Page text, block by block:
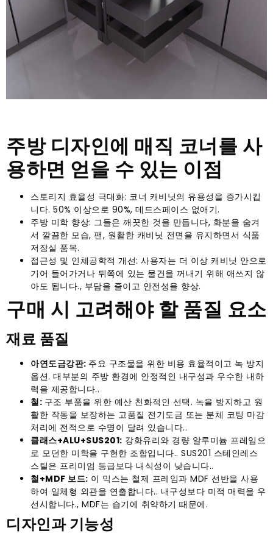
주방 디자인에 매직 코너를 사
용하면 얻을 수 있는 이점
스토리지 효율성 극대화: 코너 캐비닛의 유용성을 증가시킵
니다. 50% 이상으로 90%, 데드스페이스 없애기.
주방 미학 향상: 그들은 깨끗한 것을 만듭니다, 화분을 숨겨
서 깔끔한 모습, 팬, 원활한 캐비닛 전면을 유지하면서 식품
저장실 품목.
접근성 및 인체공학적 개선: 사용자는 더 이상 캐비닛 안으로
기어 들어가거나 뒤쪽에 있는 물건을 꺼내기 위해 애쓰지 않
아도 됩니다., 부담을 줄이고 안전성을 향상.
구매 시 고려해야 할 품질 요소
재료 품질
아연도금강판: 주요 구조물을 위한 비용 효율적이고 녹 방지
옵션. 대부분의 주방 환경에 안정적인 내구성과 우수한 내하
력을 제공합니다..
철: 구조 부품을 위한 예산 친화적인 선택. 녹을 방지하고 원
활한 작동을 보장하는 고품질 전기도금 또는 분체 코팅 마감
처리에 전적으로 수명이 달려 있습니다..
클래스+ALU+SUS201: 강화유리와 경량 알루미늄 프레임으
로 모던한 미학을 구현한 조합입니다.. SUS201 스테인레스
스틸은 프리미엄 등급보다 내식성이 낮습니다..
철+MDF 보드: 이 믹스는 철제 프레임과 MDF 선반을 사용
하여 일체형 외관을 연출합니다.. 내구성보다 미적 매력을 우
선시합니다., MDF는 습기에 취약하기 때문에.
디자인과 기능성